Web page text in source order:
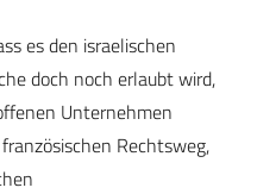
es den israelischen
doch noch erlaubt wird,
Unternehmen
Rechtsweg,